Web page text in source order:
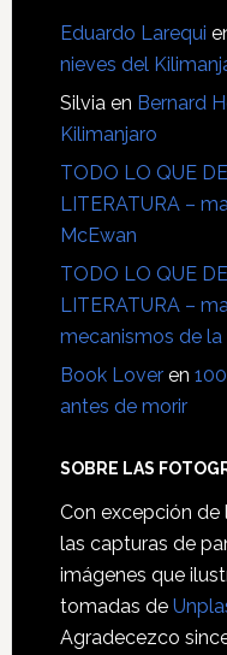
Eduardo Larequi
nieves del
Silvia en Bernard
Kilimanjaro
TODO LO QUE
LITERATURA –
McEwan
TODO LO QUE
LITERATURA –
mecanismos de
Book Loveren
antes de morir
SOBRE LAS
Con excepción
las capturas de
imágenes que
tomadas de
Agradecezco